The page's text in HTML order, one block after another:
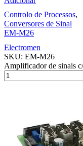
Controlo de Processos,
Conversores de Sinal
EM-M26
Electromen
SKU: EM-M26
Amplificador de sinais